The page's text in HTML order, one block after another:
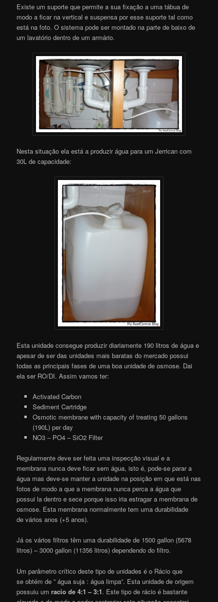
Existe um suporte que permite a sua fixação a uma tábua de
modo a ficar na vertical e suspensa por esse suporte tal como
está na foto. O sistema pode ser montado na parte de baixo de
um lavatório dentro de um armário.
Nesta situação ela está a produzir água para um Jerrican com
30L de capacidade:
Esta unidade consegue produzir diariamente 190 litros de água e
apesar de ser das unidades mais baratas do mercado possui
todas as principais fases de uma boa unidade de osmose. Dai
ela ser RO/DI. Assim vamos ter:
Activated Carbon
Sediment Cartridge
Osmotic membrane with capacity of treating 50 gallons
(190L) per day
NO3 – PO4 – SiO2 Filter
Regularmente deve ser feita uma inspecção visual e a
membrana nunca deve ficar sem água, isto é, pode-se parar a
água mas deve-se manter a unidade na posição em que está nas
fotos de modo a que a membrana nunca perca a água que
possui la dentro e sece porque isso iria estragar a membrana de
osmose. Esta membrana normalmente tem uma durabilidade
de vários anos (+5 anos).
Já os vários filtros têm uma durabilidade de 1500 gallon (5678
litros) – 3000 gallon (11356 litros) dependendo do filtro.
Um parâmetro crítico deste tipo de unidades é o Rácio que
se obtém de ” água suja : água limpa”. Esta unidade de origem
possuiu umracio de 4:1 – 3:1. Este tipo de rácio é bastante